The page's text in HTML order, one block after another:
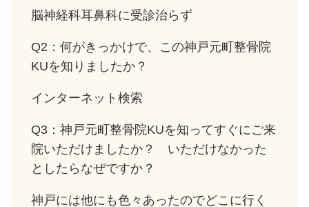
脳神経科耳鼻科に受診治らず
Q2：何がきっかけで、この神戸元町整骨院
KUを知りましたか？
インターネット検索
Q3：神戸元町整骨院KUを知ってすぐにご来
院いただけましたか？ いただけなかった
としたらなぜですか？
神戸には他にも色々あったのでどこに行く